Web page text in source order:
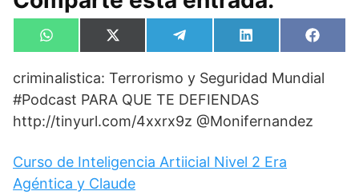
Compartir
en
W
h
t
A
p
p
Compartir
en
X
(
w
t
t
e
)
Compartir
en
e
e
g
r
a
m
Compartir
en
L
i
k
e
d
I
n
en
F
a
e
criminalistica: Terrorismo y Seguridad Mundial
#Podcast PARA QUE TE DEFIENDAS
http://tinyurl.com/4xxrx9z @Monifernandez
Curso de Inteligencia Artiicial Nivel 2 Era
Agéntica y Claude